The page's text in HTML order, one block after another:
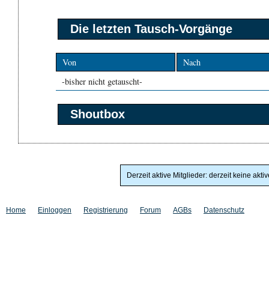
Die letzten Tausch-Vorgänge
Von
Nach
-bisher nicht getauscht-
Shoutbox
Derzeit aktive Mitglieder: derzeit keine
Home Einloggen Registrierung Forum AGBs Datenschutz